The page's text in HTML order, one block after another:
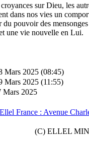
sur Dieu, les
dans nos vies un
pouvoir des
une vie nouvelle en Lui.
Mars 2025 (08:45)
Mars 2025 (11:55)
Mars 2025
France : Avenue
(C) ELLEL